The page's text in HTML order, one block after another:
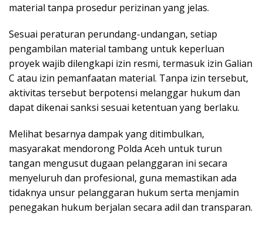
material tanpa prosedur perizinan yang jelas.
Sesuai peraturan perundang-undangan, setiap
pengambilan material tambang untuk keperluan
proyek wajib dilengkapi izin resmi, termasuk izin Galian
C atau izin pemanfaatan material. Tanpa izin tersebut,
aktivitas tersebut berpotensi melanggar hukum dan
dapat dikenai sanksi sesuai ketentuan yang berlaku.
Melihat besarnya dampak yang ditimbulkan,
masyarakat mendorong Polda Aceh untuk turun
tangan mengusut dugaan pelanggaran ini secara
menyeluruh dan profesional, guna memastikan ada
tidaknya unsur pelanggaran hukum serta menjamin
penegakan hukum berjalan secara adil dan transparan.